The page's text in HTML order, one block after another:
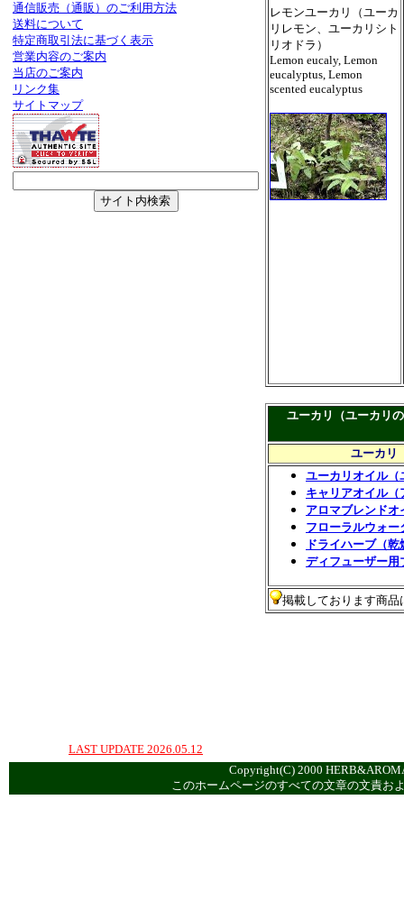
レモンユーカリ（ユーカ
リレモン、ユーカリシト
リオドラ）
Lemon eucaly, Lemon
eucalyptus, Lemon
scented eucalyptus
ユーカリ（ユーカリ
ユーカリ
ユーカリオイル（
キャリアオイル
アロマブレンドオ
フローラルウォ
ドライハーブ（
ディフューザー用
掲載しております商
通信販売（通販）のご利用方法
送料について
特定商取引法に基づく表示
営業内容のご案内
当店のご案内
リンク集
サイトマップ
LAST UPDATE 2026.05.12
Copyright(C) 2000
このホームページのすべての文章の文責お